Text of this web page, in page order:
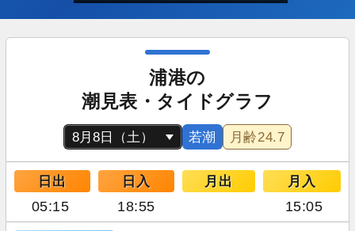
浦港の
潮見表・タイドグラフ
若潮 月齢24.7
日出 日入 月出 月入
05:15 18:55 15:05